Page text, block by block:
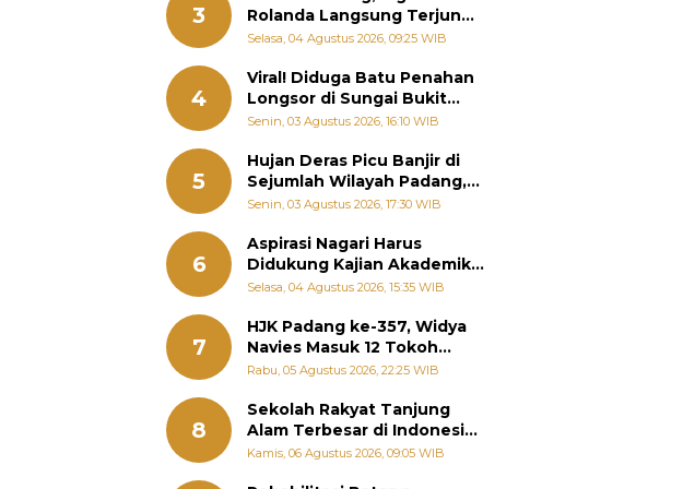
3
Rolanda Langsung Terjun
Bantu Warga Terdampak
Selasa, 04 Agustus 2026, 09:25 WIB
4
Viral! Diduga Batu Penahan
Longsor di Sungai Bukit
Nago Padang Diambil, Warga
Senin, 03 Agustus 2026, 16:10 WIB
5
Hujan Deras Picu Banjir di
Sejumlah Wilayah Padang,
Fadly Amran Perintahkan
Senin, 03 Agustus 2026, 17:30 WIB
6
Aspirasi Nagari Harus
Didukung Kajian Akademik,
Zigo Rolanda: Agar Mudah
Kementerian
Selasa, 04 Agustus 2026, 15:35 WIB
7
HJK Padang ke-357, Widya
Navies Masuk 12 Tokoh
Masyarakat Penerima
Padang
Rabu, 05 Agustus 2026, 22:25 WIB
8
Sekolah Rakyat Tanjung
Alam Terbesar di Indonesia,
Groundbreaking September
Kamis, 06 Agustus 2026, 09:05 WIB